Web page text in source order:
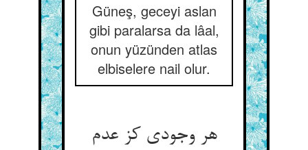
Güneş, geceyi aslan
gibi paralarsa da lâal,
onun yüzünden atlas
elbiselere nail olur.
هر وجودی کز عدم